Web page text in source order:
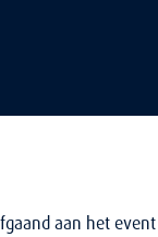
aan het